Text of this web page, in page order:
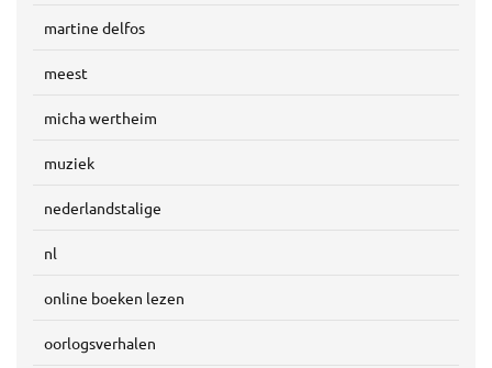
martine delfos
meest
micha wertheim
muziek
nederlandstalige
nl
online boeken lezen
oorlogsverhalen